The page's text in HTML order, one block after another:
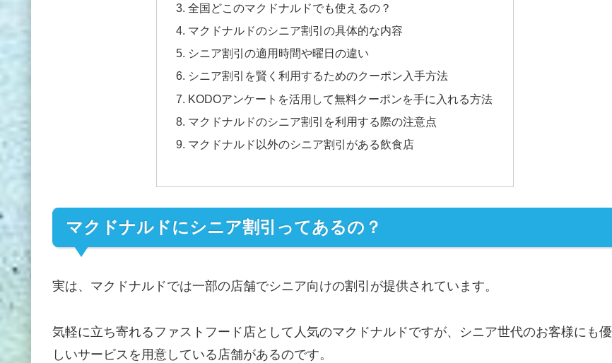
全国どこのマクドナルドでも使えるの？
マクドナルドのシニア割引の具体的な内容
シニア割引の適用時間や曜日の違い
シニア割引を賢く利用するためのクーポン入手方法
KODOアンケートを活用して無料クーポンを手に入れる方法
マクドナルドのシニア割引を利用する際の注意点
マクドナルド以外のシニア割引がある飲食店
マクドナルドにシニア割引ってあるの？
実は、マクドナルドでは一部の店舗でシニア向けの割引が提供されています。
気軽に立ち寄れるファストフード店として人気のマクドナルドですが、シニア世代のお客様にも優
しいサービスを用意している店舗があるのです。